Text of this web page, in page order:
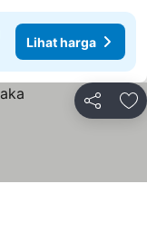
Lihat harga
Bagikan